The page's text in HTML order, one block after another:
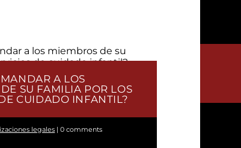
A LOS
SU FAMILIA POR LOS
CUIDADO INFANTIL?
legales |0 comments